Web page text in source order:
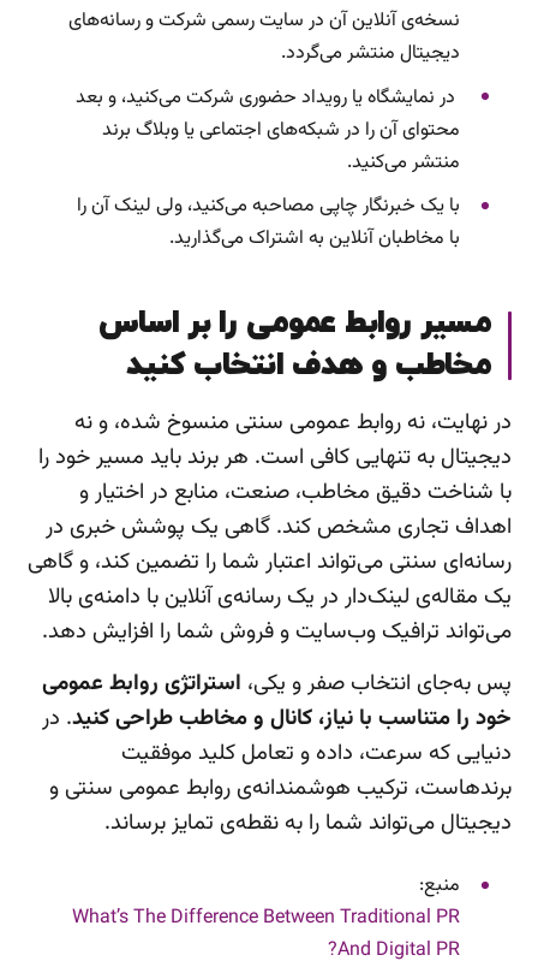
نسخه‌ی آنلاین آن در سایت رسمی شرکت و رسانه‌های
دیجیتال منتشر می‌گردد.
در نمایشگاه یا رویداد حضوری شرکت می‌کنید، و بعد
محتوای آن را در شبکه‌های اجتماعی یا وبلاگ برند
منتشر می‌کنید.
با یک خبرنگار چاپی مصاحبه می‌کنید، ولی لینک آن را
با مخاطبان آنلاین به اشتراک می‌گذارید.
مسیر روابط عمومی را بر اساس
مخاطب و هدف انتخاب کنید
در نهایت، نه روابط عمومی سنتی منسوخ شده، و نه
دیجیتال به تنهایی کافی است. هر برند باید مسیر خود را
با شناخت دقیق مخاطب، صنعت، منابع در اختیار و
اهداف تجاری مشخص کند. گاهی یک پوشش خبری در
رسانه‌ای سنتی می‌تواند اعتبار شما را تضمین کند، و گاهی
یک مقاله‌ی لینک‌دار در یک رسانه‌ی آنلاین با دامنه‌ی بالا
می‌تواند ترافیک وب‌سایت و فروش شما را افزایش دهد.
پس به‌جای انتخاب صفر و یکی، استراتژی روابط عمومی
خود را متناسب با نیاز، کانال و مخاطب طراحی کنید. در
دنیایی که سرعت، داده و تعامل کلید موفقیت
برندهاست، ترکیب هوشمندانه‌ی روابط عمومی سنتی و
دیجیتال می‌تواند شما را به نقطه‌ی تمایز برساند.
منبع:
What’s The Difference Between Traditional PR
And Digital PR?